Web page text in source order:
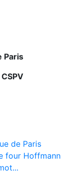
Paris
de Paris
four Hoffmann